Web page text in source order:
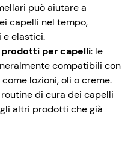
può aiutare a
capelli nel tempo,
e elastici.
per capelli: le
compatibili con
lozioni, oli o creme.
di cura dei capelli
altri prodotti che già